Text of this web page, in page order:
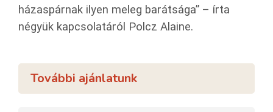
házaspárnak ilyen meleg barátsága” – írta
négyük kapcsolatáról Polcz Alaine.
További ajánlatunk